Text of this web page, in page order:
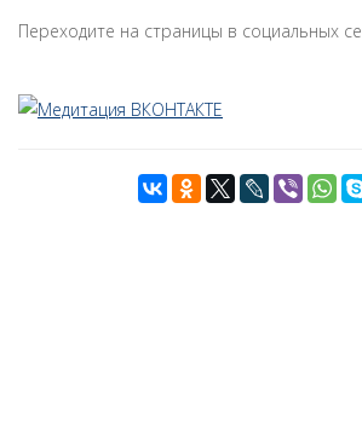
Переходите на страницы в социальных